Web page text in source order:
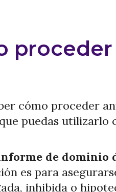
cómo proceder
puedas
de
es para
inhibida o